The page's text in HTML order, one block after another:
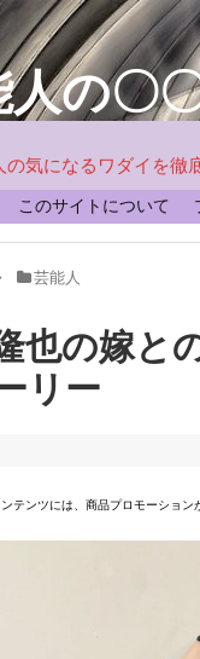
人の〇
の気になるワダイを徹
このサイトについて
芸能人
也の嫁と
リー
テンツには、商品プロモーション